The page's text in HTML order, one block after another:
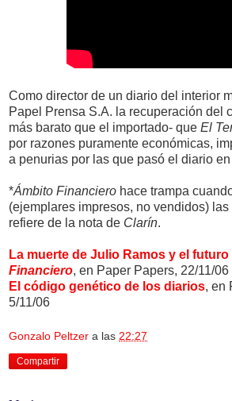
Como director de un diario del interior
Papel Prensa S.A. la recuperación del
más barato que el importado- que El
por razones puramente económicas,
a penurias por las que pasó el diario
*Ámbito Financiero hace trampa
(ejemplares impresos, no vendidos)
refiere de la nota de Clarín.
La muerte de Julio Ramos y el futuro
Financiero, en Paper Papers, 22/11/06
El código genético de los diarios, en
5/11/06
Gonzalo Peltzer a las 22:27
Compartir